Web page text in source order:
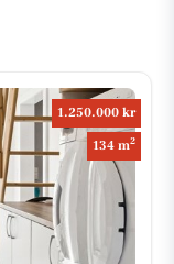
1.250.000 kr
134 m2